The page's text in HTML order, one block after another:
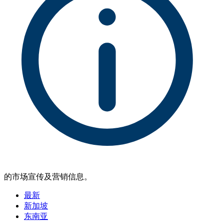
的市场宣传及营销信息。
最新
新加坡
东南亚